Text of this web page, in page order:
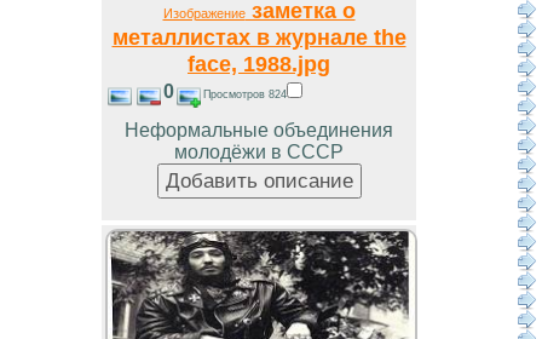
Изображениезаметка о
металлистах в журнале the
face, 1988.jpg
0 Просмотров 824
Неформальные объединения
молодёжи в СССР